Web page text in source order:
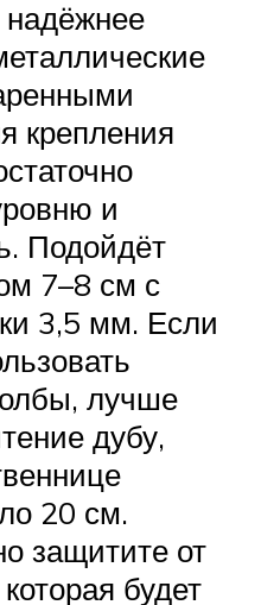
крепления
и
Подойдёт
7–8 см с
3,5 мм. Если
лучше
дубу,
20 см.
защитите от
будет